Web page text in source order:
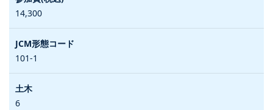
14,300
101-1
6